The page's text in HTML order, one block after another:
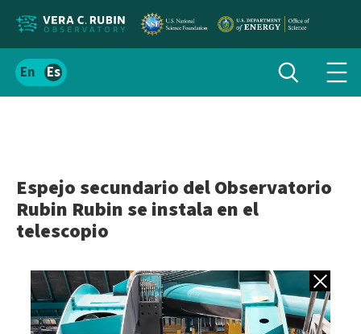
Localizar
el
Español
Alternar
búsqueda
Espejo secundario del Observatorio
Rubin Rubin se instala en el
telescopio
Volver a